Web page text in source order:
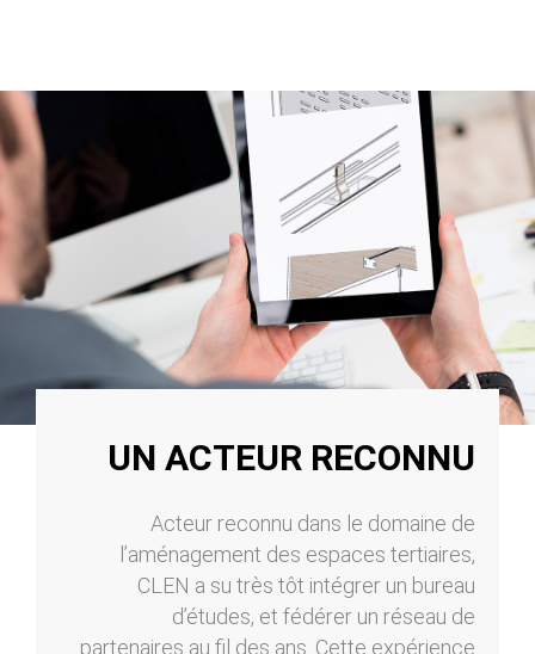
UN ACTEUR RECONNU
Acteur reconnu dans le domaine de
l’aménagement des espaces tertiaires,
CLEN a su très tôt intégrer un bureau
d’études, et fédérer un réseau de
partenaires au fil des ans. Cette expérience